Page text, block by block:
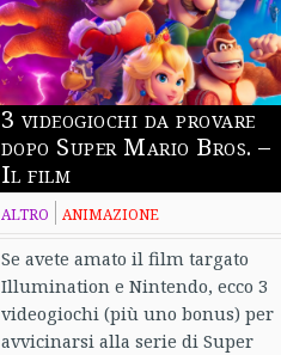
3 videogiochi da provare
dopo Super Mario Bros. –
Il film
ALTRO ANIMAZIONE
Se avete amato il film targato
Illumination e Nintendo, ecco 3
videogiochi (più uno bonus) per
avvicinarsi alla serie di Super